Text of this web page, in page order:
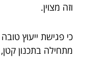
וזה מצוין.
כי פגישת ייעוץ
מתחילה בתכנון